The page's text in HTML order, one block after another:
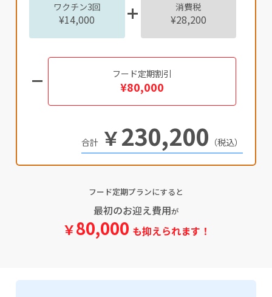
ワクチン3回
¥14,000
消費税
¥28,200
フード定期割引
¥80,000
￥230,200 （税込）
フード定期プランにすると
最初のお迎え費用が
￥80,000 も抑えられます！